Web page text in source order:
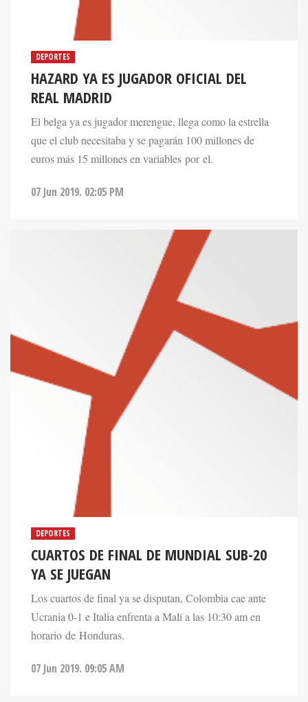
DEPORTES
HAZARD YA ES JUGADOR OFICIAL DEL
REAL MADRID
El belga ya es jugador merengue, llega como la estrella
que el club necesitaba y se pagarán 100 millones de
euros más 15 millones en variables por el.
07 Jun 2019. 02:05 PM
DEPORTES
CUARTOS DE FINAL DE MUNDIAL SUB-20
YA SE JUEGAN
Los cuartos de final ya se disputan, Colombia cae ante
Ucrania 0-1 e Italia enfrenta a Malí a las 10:30 am en
horario de Honduras.
07 Jun 2019. 09:05 AM